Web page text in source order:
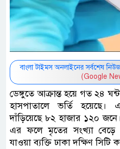
বাংলা টাইমস অনলাইনের সর্বশেষ
(Google
ডেঙ্গুতে আক্রান্ত হয়ে গত ২৪
হাসপাতালে ভর্তি হয়েছে।
দাঁড়িয়েছে ৮২ হাজার ১২০
এর ফলে মৃতের সংখ্যা বেড়ে
যাওয়া ব্যক্তি ঢাকা দক্ষিণ সিটি